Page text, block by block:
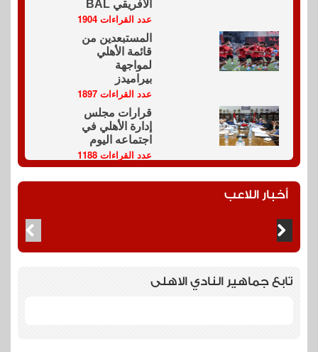
الأفريقي BAL
عدد القراءات 1904
المستبعدين من
قائمة الأهلي
لمواجهة
بيراميدز
عدد القراءات 1897
قرارات مجلس
إدارة الأهلي في
اجتماعه اليوم
عدد القراءات 1188
أخبار اللاعب
تابع جماهير النادي الاهلى